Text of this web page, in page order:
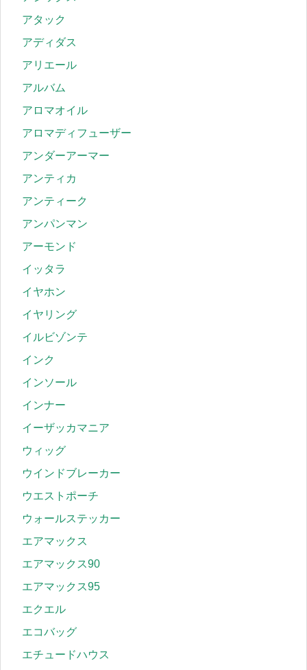
アタック
アディダス
アリエール
アルバム
アロマオイル
アロマディフューザー
アンダーアーマー
アンティカ
アンティーク
アンパンマン
アーモンド
イッタラ
イヤホン
イヤリング
イルビゾンテ
インク
インソール
インナー
イーザッカマニア
ウィッグ
ウインドブレーカー
ウエストポーチ
ウォールステッカー
エアマックス
エアマックス90
エアマックス95
エクエル
エコバッグ
エチュードハウス